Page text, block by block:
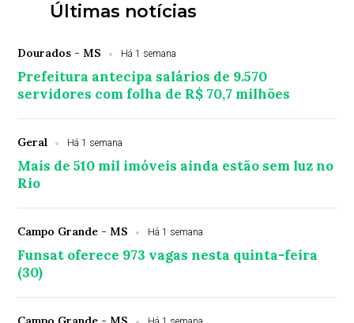
Últimas notícias
Dourados - MS Há 1 semana
Prefeitura antecipa salários de 9.570
servidores com folha de R$ 70,7 milhões
Geral Há 1 semana
Mais de 510 mil imóveis ainda estão sem luz no
Rio
Campo Grande - MS Há 1 semana
Funsat oferece 973 vagas nesta quinta-feira
(30)